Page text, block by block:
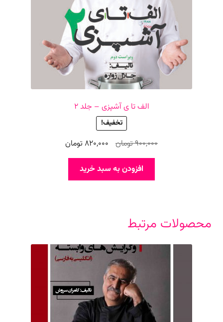
الف تا ی آشپزی – جلد ۲
تخفیف!
900,000تومان قیمت
اصلی
900,000 تومان
بود.
820,000 تومانقیمت
افزودن به سبد خرید
محصولات مرتبط